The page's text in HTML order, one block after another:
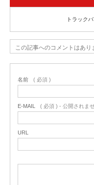
トラック
この記事へのコメントはあり
名前 ( 必須 )
E-MAIL ( 必須 ) - 公開されま
URL